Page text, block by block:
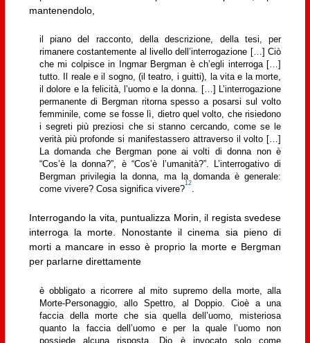
mantenendolo,
il piano del racconto, della descrizione, della tesi, per
rimanere costantemente al livello dell’interrogazione […] Ciò
che mi colpisce in Ingmar Bergman è ch’egli interroga […]
tutto. Il reale e il sogno, (il teatro, i guitti), la vita e la morte,
il dolore e la felicità, l’uomo e la donna. […] L’interrogazione
permanente di Bergman ritorna spesso a posarsi sul volto
femminile, come se fosse lì, dietro quel volto, che risiedono
i segreti più preziosi che si stanno cercando, come se le
verità più profonde si manifestassero attraverso il volto […]
La domanda che Bergman pone ai volti di donna non è
“Cos’è la donna?”, è “Cos’è l’umanità?”. L’interrogativo di
Bergman privilegia la donna, ma la domanda è generale:
come vivere? Cosa significa vivere?
12
.
Interrogando la vita, puntualizza Morin, il regista svedese
interroga la morte. Nonostante il cinema sia pieno di
morti a mancare in esso è proprio la morte e Bergman
per parlarne direttamente
è obbligato a ricorrere al mito supremo della morte, alla
Morte-Personaggio, allo Spettro, al Doppio. Cioè a una
faccia della morte che sia quella dell’uomo, misteriosa
quanto la faccia dell’uomo e per la quale l’uomo non
possiede alcuna risposta. Dio è invocato solo come